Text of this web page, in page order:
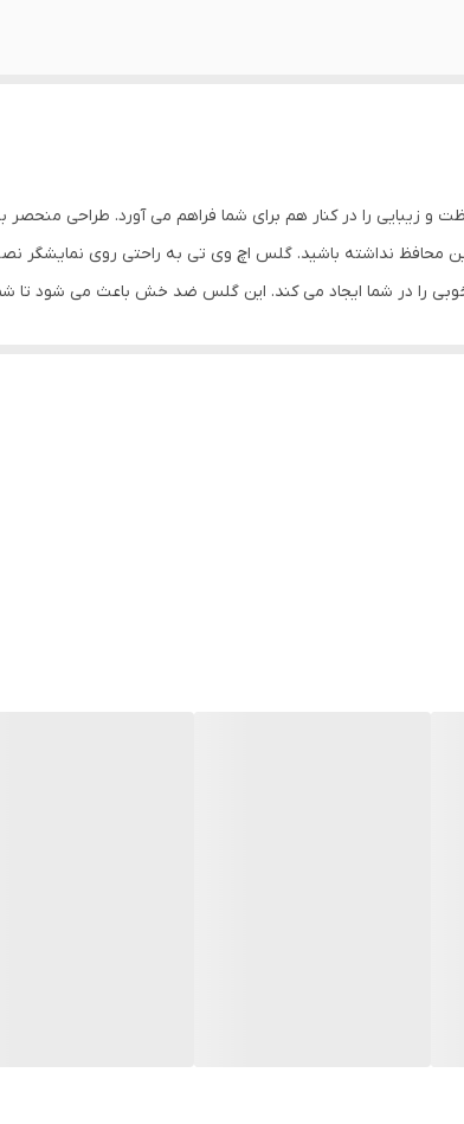
زیبایی را در کنار هم برای شما فراهم می آورد. طراحی منحصر
محافظ نداشته باشید. گلس اچ وی تی به راحتی روی
را در شما ایجاد می کند. این گلس ضد خش باعث می شود تا